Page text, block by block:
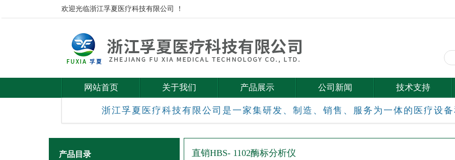
欢迎光临浙江孚夏医疗科技有限公司 ！
网站首页 关于我们 产品展示 公司新闻 技术支持
浙江孚夏医疗科技有限公司是一家集研发、制造、销售、服务为一体的医疗设备
产品目录 直销HBS- 1102酶标分析仪